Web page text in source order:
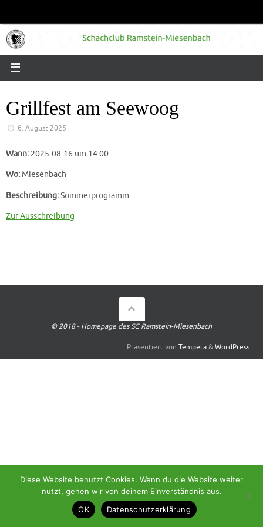
springen
Grillfest am Seewoog
6. August 2025
Wann: 2025-08-16 um 14:00
Wo: Miesenbach
Beschreibung:Sommerprogramm
Zur Ausschreibung
© 2018 - Homepage des SC Ramstein-Miesenbach
Präsentiert von Tempera&WordPress.
Diese Website benutzt Cookies. Wenn du die Website weiter
nutzt, gehen wir von deinem Einverständnis aus.
OK
Datenschutzerklärung